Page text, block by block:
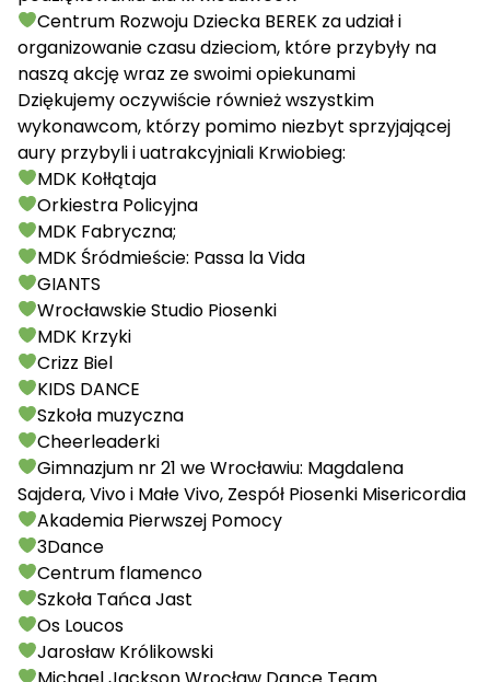
Centrum Rozwoju Dziecka BEREK za udział i
organizowanie czasu dzieciom, które przybyły na
naszą akcję wraz ze swoimi opiekunami
Dziękujemy oczywiście również wszystkim
wykonawcom, którzy pomimo niezbyt sprzyjającej
aury przybyli i uatrakcyjniali Krwiobieg:
MDK Kołłątaja
Orkiestra Policyjna
MDK Fabryczna;
MDK Śródmieście: Passa la Vida
GIANTS
Wrocławskie Studio Piosenki
MDK Krzyki
Crizz Biel
KIDS DANCE
Szkoła muzyczna
Cheerleaderki
Gimnazjum nr 21 we Wrocławiu: Magdalena
Sajdera, Vivo i Małe Vivo, Zespół Piosenki Misericordia
Akademia Pierwszej Pomocy
3Dance
Centrum flamenco
Szkoła Tańca Jast
Os Loucos
Jarosław Królikowski